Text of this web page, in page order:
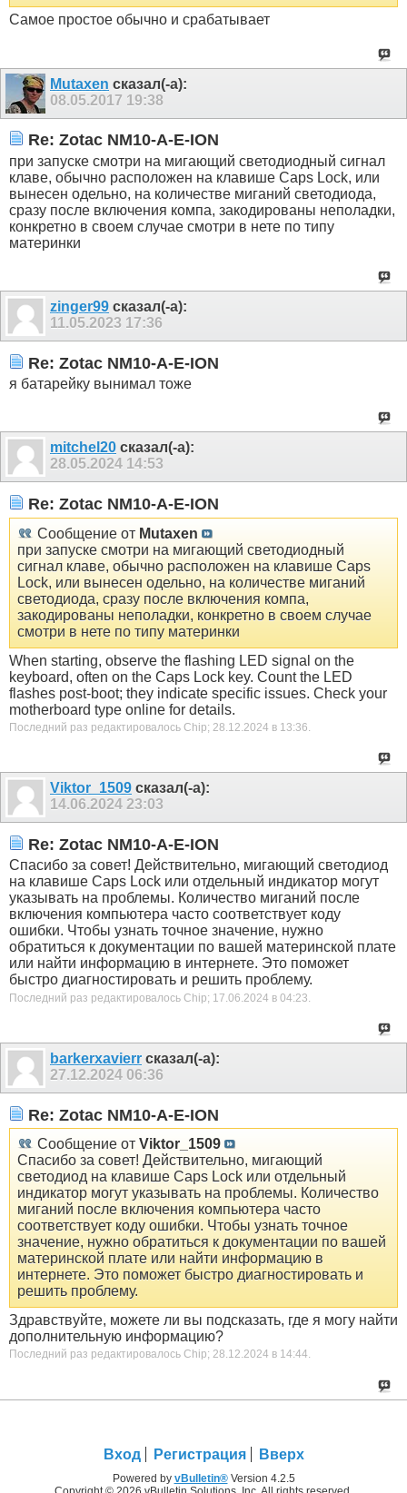
Самое простое обычно и срабатывает
Mutaxen сказал(-а):
08.05.2017 19:38
Re: Zotac NM10-A-E-ION
при запуске смотри на мигающий светодиодный сигнал
клаве, обычно расположен на клавише Caps Lock, или
вынесен одельно, на количестве миганий светодиода,
сразу после включения компа, закодированы неполадки,
конкретно в своем случае смотри в нете по типу
материнки
zinger99 сказал(-а):
11.05.2023 17:36
Re: Zotac NM10-A-E-ION
я батарейку вынимал тоже
mitchel20 сказал(-а):
28.05.2024 14:53
Re: Zotac NM10-A-E-ION
Сообщение от Mutaxen
при запуске смотри на мигающий светодиодный
сигнал клаве, обычно расположен на клавише Caps
Lock, или вынесен одельно, на количестве миганий
светодиода, сразу после включения компа,
закодированы неполадки, конкретно в своем случае
смотри в нете по типу материнки
When starting, observe the flashing LED signal on the
keyboard, often on the Caps Lock key. Count the LED
flashes post-boot; they indicate specific issues. Check your
motherboard type online for details.
Последний раз редактировалось Chip; 28.12.2024 в 13:36
Viktor_1509 сказал(-а):
14.06.2024 23:03
Re: Zotac NM10-A-E-ION
Спасибо за совет! Действительно, мигающий светодиод
на клавише Caps Lock или отдельный индикатор могут
указывать на проблемы. Количество миганий после
включения компьютера часто соответствует коду
ошибки. Чтобы узнать точное значение, нужно
обратиться к документации по вашей материнской плате
или найти информацию в интернете. Это поможет
быстро диагностировать и решить проблему.
Последний раз редактировалось Chip; 17.06.2024 в 04:23
barkerxavierr сказал(-а):
27.12.2024 06:36
Re: Zotac NM10-A-E-ION
Сообщение от Viktor_1509
Спасибо за совет! Действительно, мигающий
светодиод на клавише Caps Lock или отдельный
индикатор могут указывать на проблемы. Количество
миганий после включения компьютера часто
соответствует коду ошибки. Чтобы узнать точное
значение, нужно обратиться к документации по вашей
материнской плате или найти информацию в
интернете. Это поможет быстро диагностировать и
решить проблему.
Здравствуйте, можете ли вы подсказать, где я могу найти
дополнительную информацию?
Последний раз редактировалось Chip; 28.12.2024 в 14:44.
Вход Регистрация Вверх
Powered by vBulletin®Version 4.2.5